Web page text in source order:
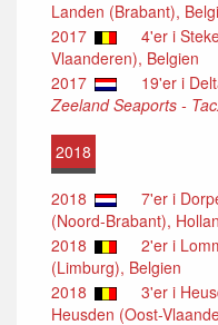
Landen (Brabant),
2017
4'er i
Vlaanderen), Belgien
2017
19'er i
Zeeland Seaports -
2018
2018 7'er i
(Noord-Brabant),
2018
2'er i
(Limburg), Belgien
2018
3'er i
Heusden (Oost-